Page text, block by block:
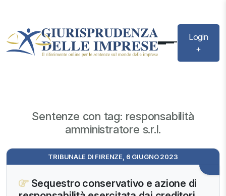
Login
+
Sentenze con tag: responsabilità
amministratore s.r.l.
TRIBUNALE DI FIRENZE, 6 GIUGNO 2023
Sequestro conservativo e azione di